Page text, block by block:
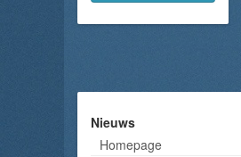
Nieuws
Homepage